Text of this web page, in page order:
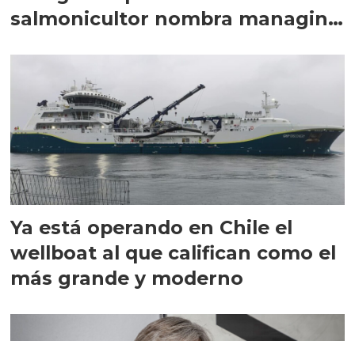
salmonicultor nombra managing
Ya está operando en Chile el
wellboat al que califican como el
más grande y moderno